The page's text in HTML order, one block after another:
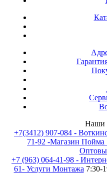
Наши
+7(3412) 907-084 -
71-92 -Магазин Пойма
+7 (963) 064-41-98 -
61- Услуги Монтажа 7:30-